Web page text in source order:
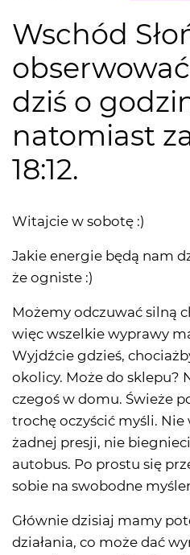
Wschód
dziś o
natomiast
18:12.
Witajcie w sobotę :)
Jakie energie będą nam
że ogniste :)
Możemy odczuwać silną
więc wszelkie wyprawy
Wyjdźcie gdzieś,
okolicy. Może do sklepu?
czegoś w domu. Świeże
trochę oczyścić myśli. Nie
żadnej presji, nie
autobus. Po prostu się
sobie na swobodne
Głównie dzisiaj mamy
działania, co może dać